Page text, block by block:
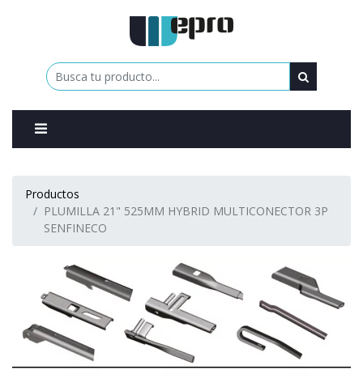
Productos
PLUMILLA 21" 525MM HYBRID MULTICONECTOR 3P
SENFINECO